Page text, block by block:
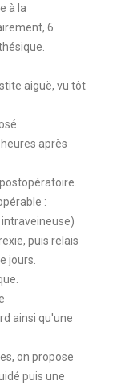
à la
6
aiguë, vu tôt
après
:
puis relais
jours.
ainsi qu'une
on propose
puis une